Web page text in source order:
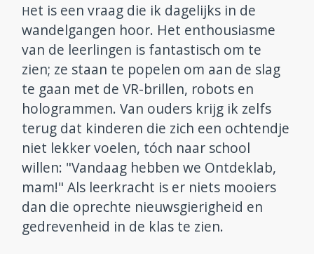
Het is een vraag die ik dagelijks in de
wandelgangen hoor. Het enthousiasme
van de leerlingen is fantastisch om te
zien; ze staan te popelen om aan de slag
te gaan met de VR-brillen, robots en
hologrammen. Van ouders krijg ik zelfs
terug dat kinderen die zich een ochtendje
niet lekker voelen, tóch naar school
willen: "Vandaag hebben we Ontdeklab,
mam!" Als leerkracht is er niets mooiers
dan die oprechte nieuwsgierigheid en
gedrevenheid in de klas te zien.